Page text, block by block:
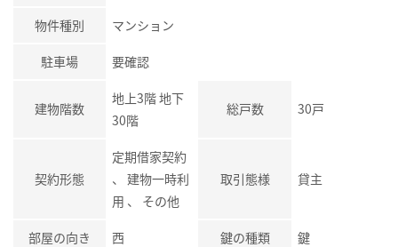
物件種別 マンション
駐車場 要確認
建物階数
地上3階 地下
30階
総戸数 30戸
契約形態
定期借家契約
、 建物一時利
用 、 その他
取引態様 貸主
部屋の向き 西 鍵の種類 鍵